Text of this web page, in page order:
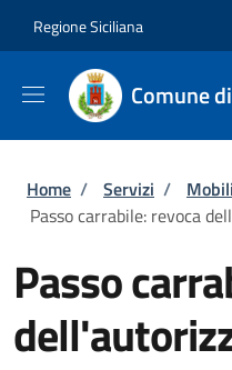
Regione Siciliana
Comune
Briciole di
Home / Servizi /
Passo carrabile: revoca
Passo